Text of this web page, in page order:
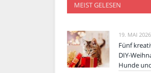
MEIST GELESEN
19. MAI 2026
Fünf
DIY-
Hunde